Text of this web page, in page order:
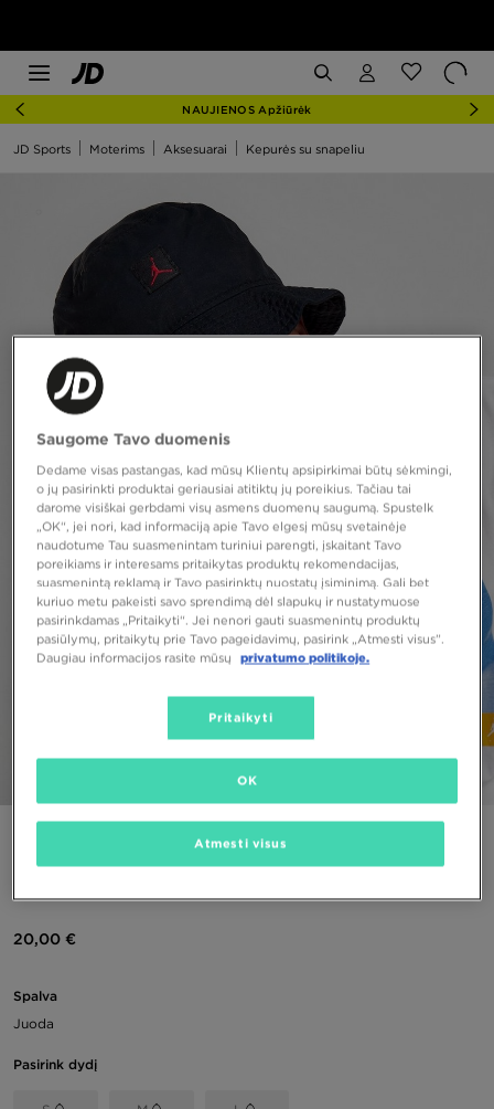
NAUJIENOS Apžiūrėk
JD Sports Moterims Aksesuarai Kepurės su snapeliu
PUIKUS PASIŪLYMAS
20,00 €
Spalva
Juoda
Pasirink dydį
Saugome Tavo duomenis
Dedame visas pastangas, kad mūsų Klientų apsipirkimai būtų sėkmingi,
o jų pasirinkti produktai geriausiai atitiktų jų poreikius. Tačiau tai
darome visiškai gerbdami visų asmens duomenų saugumą. Spustelk
„OK“, jei nori, kad informaciją apie Tavo elgesį mūsų svetainėje
naudotume Tau suasmenintam turiniui parengti, įskaitant Tavo
poreikiams ir interesams pritaikytas produktų rekomendacijas,
suasmenintą reklamą ir Tavo pasirinktų nuostatų įsiminimą. Gali bet
kuriuo metu pakeisti savo sprendimą dėl slapukų ir nustatymuose
pasirinkdamas „Pritaikyti“. Jei nenori gauti suasmenintų produktų
pasiūlymų, pritaikytų prie Tavo pageidavimų, pasirink „Atmesti visus”.
Daugiau informacijos rasite mūsų
privatumo politikoje.
Pritaikyti
Atmesti visus
OK